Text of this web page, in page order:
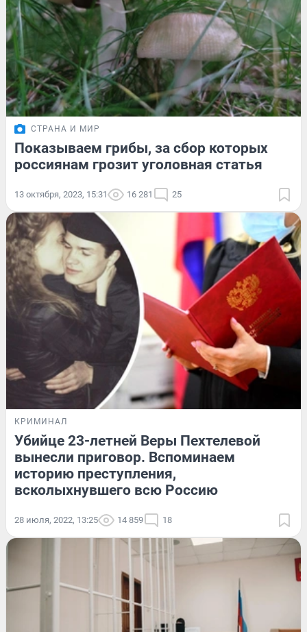
СТРАНА И МИР
Показываем грибы, за сбор которых
россиянам грозит уголовная статья
13 октября, 2023, 15:31 16 281 25
КРИМИНАЛ
Убийце 23-летней Веры Пехтелевой
вынесли приговор. Вспоминаем
историю преступления,
всколыхнувшего всю Россию
28 июля, 2022, 13:25 14 859 18